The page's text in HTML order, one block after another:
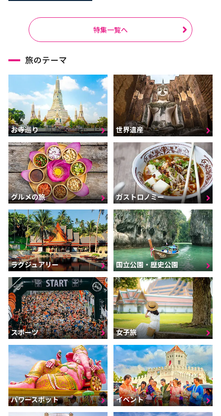
特集一覧へ
旅のテーマ
お寺巡り 世界遺産
グルメの旅 ガストロノミー
ラグジュアリー 国立公園・歴史公園
スポーツ 女子旅
パワースポット イベント